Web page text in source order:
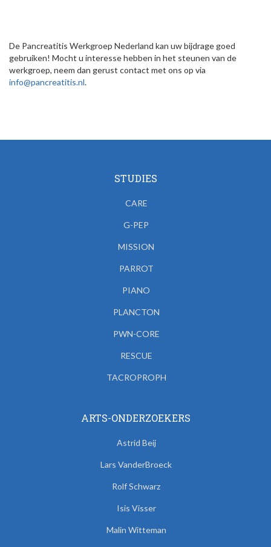
De Pancreatitis Werkgroep Nederland kan uw bijdrage goed
gebruiken! Mocht u interesse hebben in het steunen van de
werkgroep, neem dan gerust contact met ons op via
info@pancreatitis.nl.
STUDIES
CARE
G-PEP
MISSION
PARROT
PIANO
PLANCTON
PWN-CORE
RESCUE
TACROPROPH
ARTS-ONDERZOEKERS
Astrid Beij
Lars VanderBroeck
Rolf Schwarz
Isis Visser
Malin Witteman